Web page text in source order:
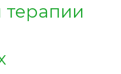
терапии